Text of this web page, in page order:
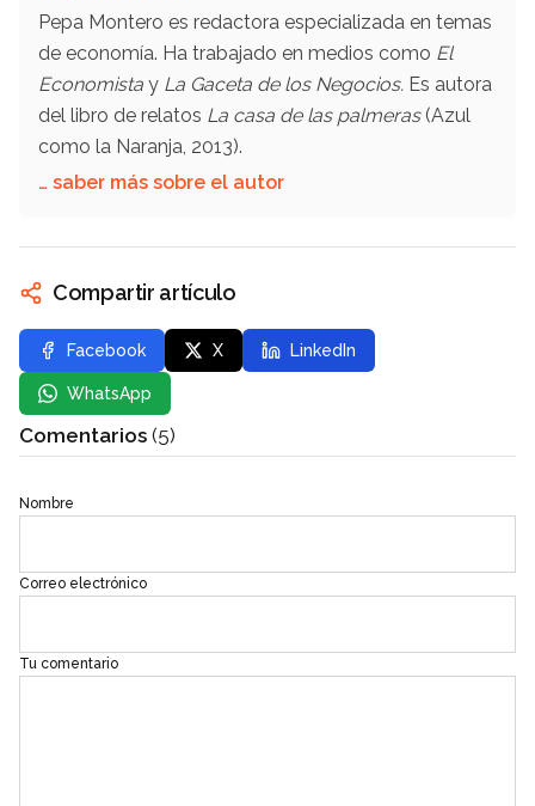
Pepa Montero es redactora especializada en temas
de economía. Ha trabajado en medios como El
Economista y La Gaceta de los Negocios. Es autora
del libro de relatos La casa de las palmeras(Azul
como la Naranja, 2013).
… saber más sobre el autor
Compartir artículo
Facebook X LinkedIn
WhatsApp
Comentarios (5)
Nombre
Correo electrónico
Tu comentario